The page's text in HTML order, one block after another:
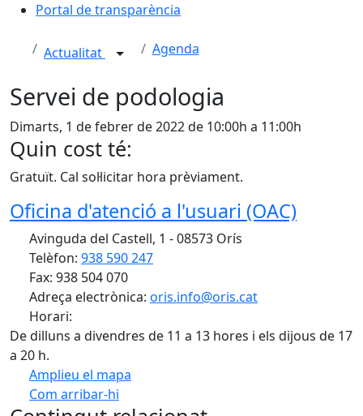
Portal de transparència
Actualitat Agenda
Servei de podologia
Dimarts, 1 de febrer de 2022 de 10:00h a 11:00h
Quin cost té:
Gratuït. Cal sol·licitar hora prèviament.
Oficina d'atenció a l'usuari (OAC)
Avinguda del Castell, 1 - 08573 Orís
Telèfon: 938 590 247
Fax: 938 504 070
Adreça electrònica: oris.info@oris.cat
Horari:
De dilluns a divendres de 11 a 13 hores i els dijous de 17
a 20 h.
Amplieu el mapa
Com arribar-hi